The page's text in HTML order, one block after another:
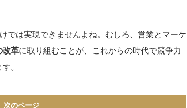
では実現できませんよね。むしろ、営業とマーケ
改革に取り組むことが、これからの時代で競争力
。
次のページ